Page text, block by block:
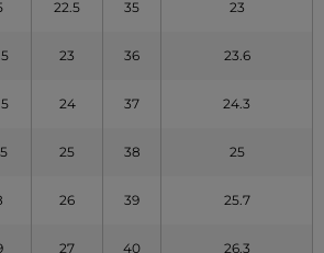
22.5 35 23
23 36 23.6
24 37 24.3
25 38 25
26 39 25.7
27 40 26.3